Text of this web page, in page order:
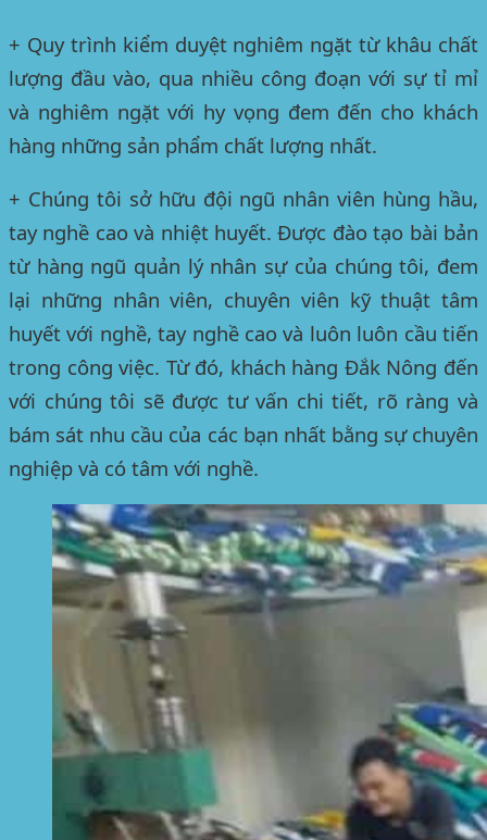
+ Quy trình kiểm duyệt nghiêm ngặt từ khâu chất
lượng đầu vào, qua nhiều công đoạn với sự tỉ mỉ
và nghiêm ngặt với hy vọng đem đến cho khách
hàng những sản phẩm chất lượng nhất.
+ Chúng tôi sở hữu đội ngũ nhân viên hùng hầu,
tay nghề cao và nhiệt huyết. Được đào tạo bài bản
từ hàng ngũ quản lý nhân sự của chúng tôi, đem
lại những nhân viên, chuyên viên kỹ thuật tâm
huyết với nghề, tay nghề cao và luôn luôn cầu tiến
trong công việc. Từ đó, khách hàng Đắk Nông đến
với chúng tôi sẽ được tư vấn chi tiết, rõ ràng và
bám sát nhu cầu của các bạn nhất bằng sự chuyên
nghiệp và có tâm với nghề.